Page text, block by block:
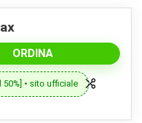
ORDINA
50%] • sito ufficiale